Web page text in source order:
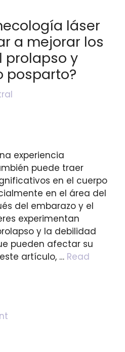
láser
a mejorar los
prolapso y
posparto?
experiencia
puede traer
en el cuerpo
en el área del
del embarazo y el
experimentan
y la debilidad
pueden afectar su
artículo, … Read